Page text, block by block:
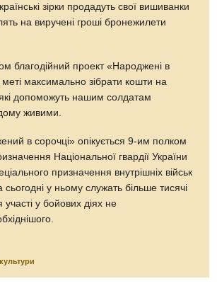
зірки продадуть свої вишиванки
на виручені гроші бронежилети
благодійний проект «Народжені в
максимально зібрати кошти на
допоможуть нашим солдатам
живими.
в сорочці» опікується 9-им полком
Національної гвардії України
призначення внутрішніх військ
у ньому служать більше тисячі
у бойових діях не